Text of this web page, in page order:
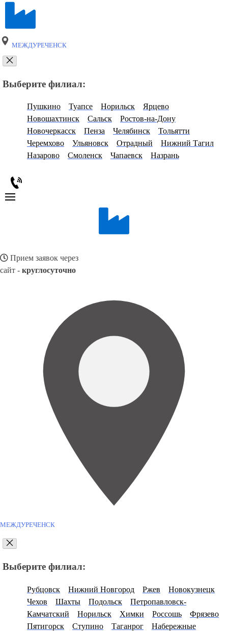
МЕЖДУРЕЧЕНСК
Выберите филиал:
Пушкино Туапсе Норильск
Ярцево
Новошахтинск
Сальск
Ростов-на-Дону
Новочеркасск
Пенза Челябинск
Тольятти
Черемхово
Ульяновск Отрадный
Нижний Тагил
Назарово
Смоленск Чапаевск Назрань
Прием заявок через
сайт - круглосуточно
МЕЖДУРЕЧЕНСК
Выберите филиал:
Рубцовск Нижний Новгород Ржев
Новокузнецк
Чехов
Шахты Подольск
Петропавловск-
Камчатский
Норильск Химки Россошь
Фрязево
Пятигорск
Ступино Таганрог
Набережные